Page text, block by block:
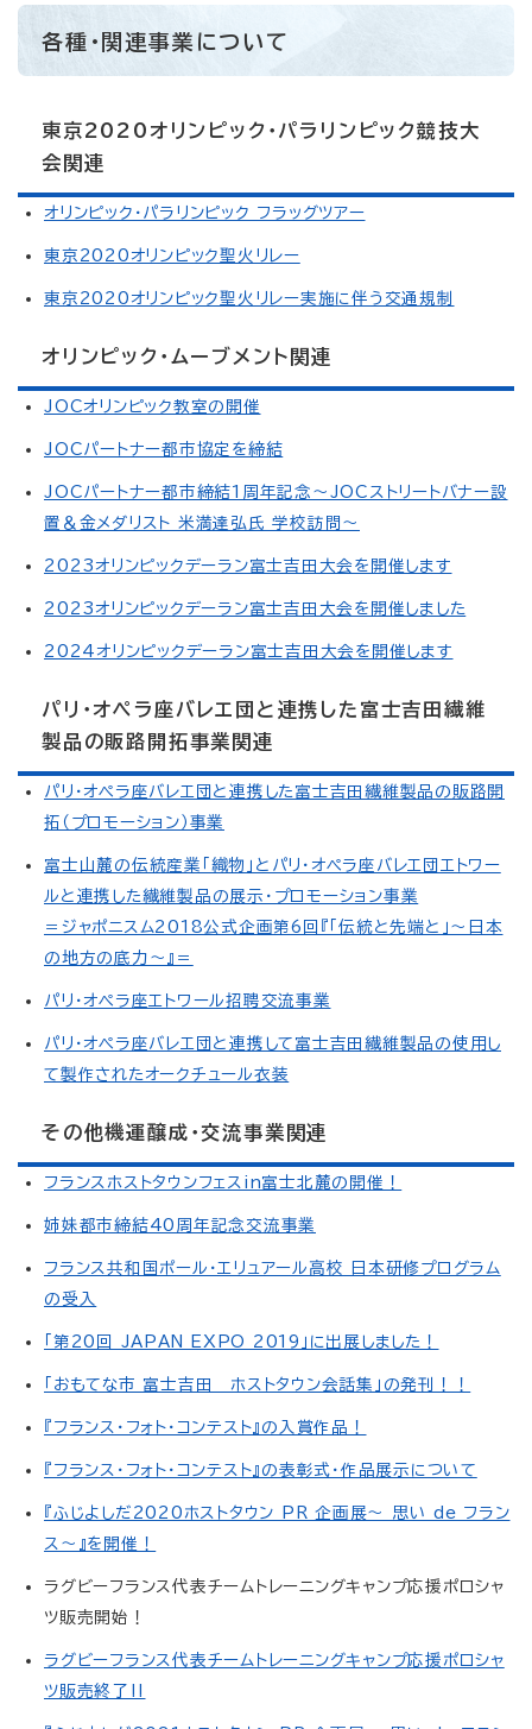
各種・関連事業について
東京2020オリンピック・パラリンピック競技大
会関連
オリンピック・パラリンピック フラッグツアー
東京2020オリンピック聖火リレー
東京2020オリンピック聖火リレー実施に伴う交通規制
オリンピック・ムーブメント関連
JOCオリンピック教室の開催
JOCパートナー都市協定を締結
JOCパートナー都市締結1周年記念～JOCストリートバナー設
置＆金メダリスト 米満達弘氏 学校訪問～
2023オリンピックデーラン富士吉田大会を開催します
2023オリンピックデーラン富士吉田大会を開催しました
2024オリンピックデーラン富士吉田大会を開催します
パリ・オペラ座バレエ団と連携した富士吉田繊維
製品の販路開拓事業関連
パリ・オペラ座バレエ団と連携した富士吉田繊維製品の販路開
拓（プロモーション）事業
富士山麓の伝統産業「織物」とパリ・オペラ座バレエ団エトワー
ルと連携した繊維製品の展示・プロモーション事業
＝ジャポニスム2018公式企画第6回『「伝統と先端と」～日本
の地方の底力～』＝
パリ・オペラ座エトワール招聘交流事業
パリ・オペラ座バレエ団と連携して富士吉田繊維製品の使用し
て製作されたオークチュール衣装
その他機運醸成・交流事業関連
フランスホストタウンフェスin富士北麓の開催！
姉妹都市締結40周年記念交流事業
フランス共和国ポール・エリュアール高校 日本研修プログラム
の受入
「第20回 JAPAN EXPO 2019」に出展しました！
「おもてな市 富士吉田 ホストタウン会話集」の発刊！！
『フランス・フォト・コンテスト』の入賞作品！
『フランス・フォト・コンテスト』の表彰式・作品展示について
『ふじよしだ2020ホストタウン PR 企画展～ 思い de フラン
ス～』を開催！
ラグビーフランス代表チームトレーニングキャンプ応援ポロシャ
ツ販売開始！
ラグビーフランス代表チームトレーニングキャンプ応援ポロシャ
ツ販売終了‼